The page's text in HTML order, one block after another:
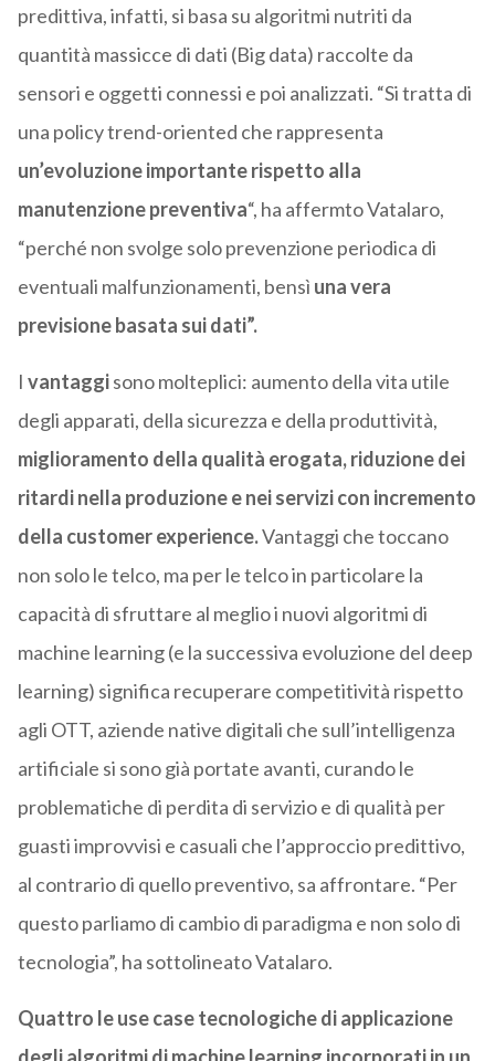
predittiva, infatti, si basa su algoritmi nutriti da
quantità massicce di dati (Big data) raccolte da
sensori e oggetti connessi e poi analizzati. “Si tratta di
una policy trend-oriented che rappresenta
un’evoluzione importante rispetto alla
manutenzione preventiva“, ha affermto Vatalaro,
“perché non svolge solo prevenzione periodica di
eventuali malfunzionamenti, bensì una vera
previsione basata sui dati”.
I vantaggisono molteplici: aumento della vita utile
degli apparati, della sicurezza e della produttività,
miglioramento della qualità erogata, riduzione dei
ritardi nella produzione e nei servizi con incremento
della customer experience.Vantaggi che toccano
non solo le telco, ma per le telco in particolare la
capacità di sfruttare al meglio i nuovi algoritmi di
machine learning (e la successiva evoluzione del deep
learning) significa recuperare competitività rispetto
agli OTT, aziende native digitali che sull’intelligenza
artificiale si sono già portate avanti, curando le
problematiche di perdita di servizio e di qualità per
guasti improvvisi e casuali che l’approccio predittivo,
al contrario di quello preventivo, sa affrontare. “Per
questo parliamo di cambio di paradigma e non solo di
tecnologia”, ha sottolineato Vatalaro.
Quattro le use case tecnologiche di applicazione